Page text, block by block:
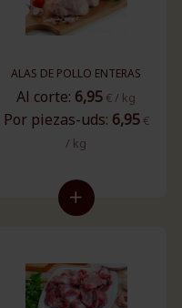
ALAS DE POLLO ENTERAS
Al corte: 6,95 € / kg
Por piezas-uds: 6,95€
/ kg